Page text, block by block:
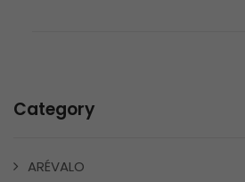
Category
ARÉVALO